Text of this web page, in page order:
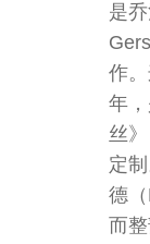
是
作
年
丝
定
德
而